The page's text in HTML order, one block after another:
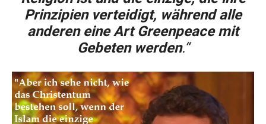
Prinzipien verteidigt, während alle
anderen eine Art Greenpeace mit
Gebeten werden.“